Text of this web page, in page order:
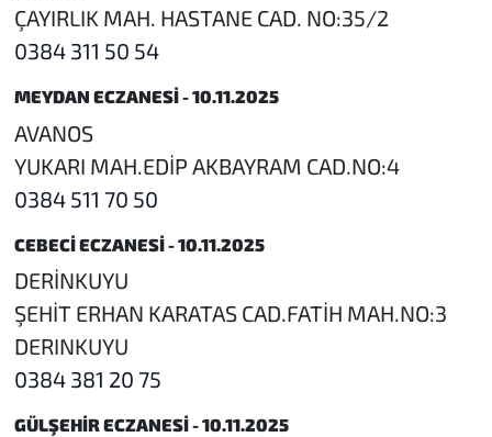
ÇAYIRLIK MAH. HASTANE CAD. NO:35/2
0384 311 50 54
MEYDAN ECZANESİ - 10.11.2025
AVANOS
YUKARI MAH.EDİP AKBAYRAM CAD.NO:4
0384 511 70 50
CEBECİ ECZANESİ - 10.11.2025
DERİNKUYU
ŞEHİT ERHAN KARATAS CAD.FATİH MAH.NO:3
DERINKUYU
0384 381 20 75
GÜLŞEHİR ECZANESİ - 10.11.2025